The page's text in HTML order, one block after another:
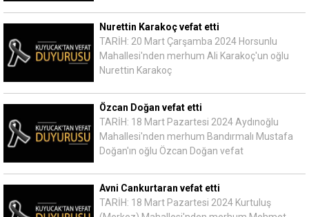
Nurettin Karakoç vefat etti
TARİH: 20 Mart Çarşamba 2024 Horsunlu
Mahallesi'nden merhum Ali Karakoç'un oğlu
Nurettin Karakoç
Özcan Doğan vefat etti
TARİH: 18 Mart Pazartesi 2024 Aydınoğlu
Mahallesi'nden merhum Bandırmalı Mustafa
Doğan'ın oğlu Özcan Doğan vefat
Avni Cankurtaran vefat etti
TARİH: 18 Mart Pazartesi 2024 Kurtuluş